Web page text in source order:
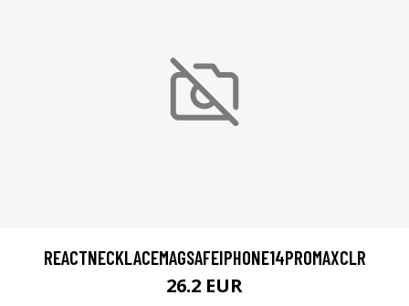
REACTNECKLACEMAGSAFEIPHONE14PROMAXCLR
26.2 EUR